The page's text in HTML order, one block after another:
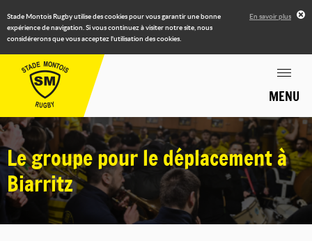
Stade Montois Rugby utilise des cookies pour vous garantir une bonne
expérience de navigation. Si vous continuez à visiter notre site, nous
considérerons que vous acceptez l'utilisation des cookies.
En savoir plus
MENU
Le groupe pour le déplacement à
Biarritz